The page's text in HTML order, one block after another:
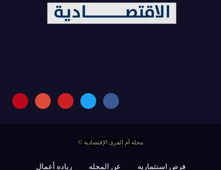
مجلة أم القرى الإقتصادية ©
فرص استثماريه عن المجله رياده أعمال